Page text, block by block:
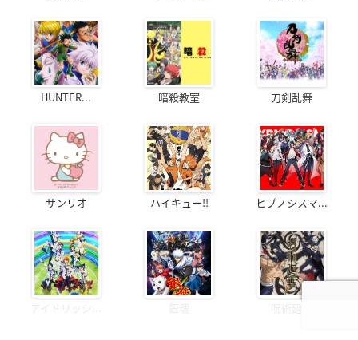
HUNTER... 暗殺教室 刀剣乱舞
サンリオ ハイキュー!! ヒプノシスマ...